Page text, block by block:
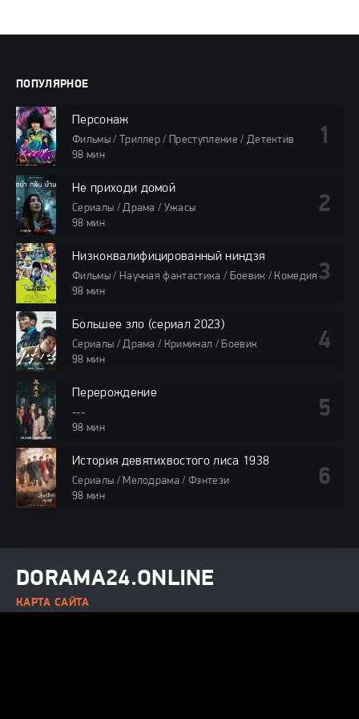
ПОПУЛЯРНОЕ
Персонаж
Фильмы / Триллер / Преступление / Детектив
98 мин
Не приходи домой
Сериалы / Драма / Ужасы
98 мин
Низкоквалифицированный ниндзя
Фильмы / Научная фантастика / Боевик / Комедия
98 мин
Большее зло (сериал 2023)
Сериалы / Драма / Криминал / Боевик
98 мин
Перерождение
---
98 мин
История девятихвостого лиса 1938
Сериалы / Мелодрама / Фэнтези
98 мин
DORAMA24.ONLINE
КАРТА САЙТА